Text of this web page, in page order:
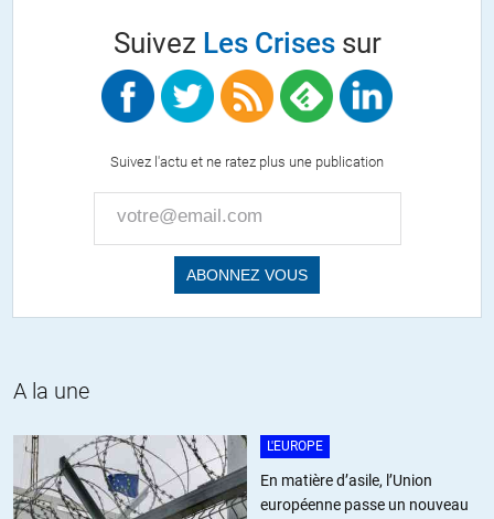
Suivez Les Crisessur
Suivez l'actu et ne ratez plus une publication
A la une
L'EUROPE
En matière d’asile, l’Union
européenne passe un nouveau